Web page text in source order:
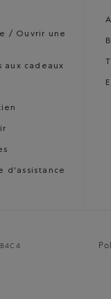
/ Ouvrir une
aux cadeaux
d'assistance